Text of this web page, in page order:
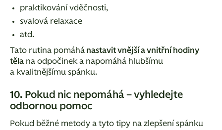
praktikování vděčnosti,
svalová relaxace
atd.
Tato rutina pomáhá nastavit vnější a vnitřní hodiny
těla na odpočinek a napomáhá hlubšímu
a kvalitnějšímu spánku.
10. Pokud nic nepomáhá – vyhledejte
odbornou pomoc
Pokud běžné metody a tyto tipy na zlepšení spánku